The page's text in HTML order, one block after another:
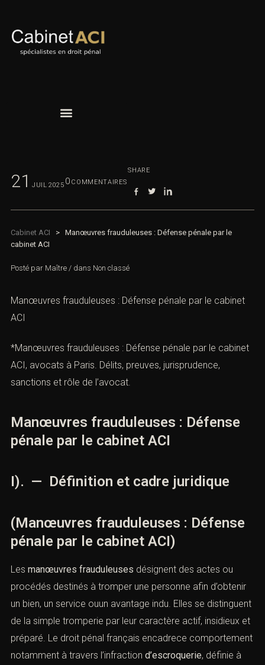
21 JUIL 2025 0 COMMENTAIRES
SHARE
Cabinet ACI > Manœuvres frauduleuses : Défense pénale par le
cabinet ACI
Posté par Maître / dans Non classé
Manœuvres frauduleuses : Défense pénale par le cabinet
ACI
*Manœuvres frauduleuses : Défense pénale par le
cabinet ACI, avocats à Paris. Délits, preuves,
jurisprudence, sanctions et rôle de l’avocat.
Manœuvres frauduleuses : Défense
pénale par le cabinet ACI
I). — Définition et cadre juridique
(Manœuvres frauduleuses : Défense
pénale par le cabinet ACI)
Les manœuvres frauduleuses désignent des actes ou
procédés destinés à tromper une personne afin
d’obtenir un bien, un service ouun avantage indu. Elles se
distinguent de la simple tromperie par leur caractère
actif, insidieux et préparé. Le droit pénal français
encadrece comportement notamment à travers